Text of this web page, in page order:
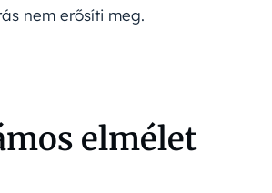
nem erősíti meg.
elmélet